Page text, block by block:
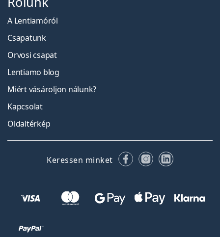
A Lentiamóról
Csapatunk
Orvosi csapat
Lentiamo blog
Miért vásároljon nálunk?
Kapcsolat
Oldaltérkép
Keressen minket FacebookInstagram
LinkedIn